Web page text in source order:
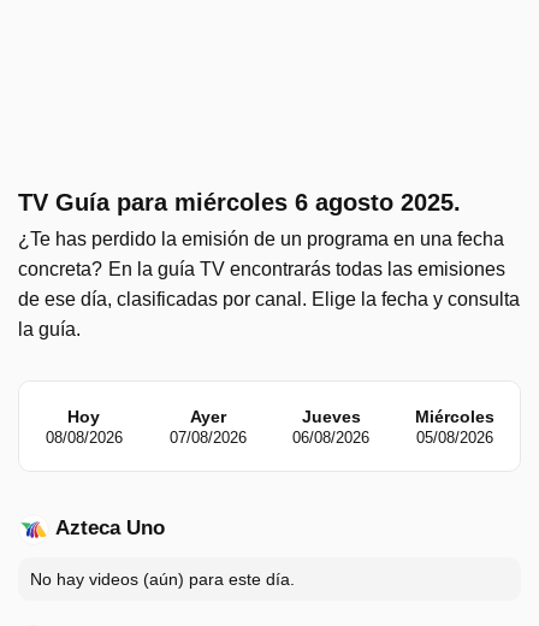
TV Guía para miércoles 6 agosto 2025.
¿Te has perdido la emisión de un programa en una fecha
concreta? En la guía TV encontrarás todas las emisiones
de ese día, clasificadas por canal. Elige la fecha y consulta
la guía.
Hoy
08/08/2026
Ayer
07/08/2026
Jueves
06/08/2026
Miércoles
05/08/2026
Azteca Uno
No hay videos (aún) para este día.